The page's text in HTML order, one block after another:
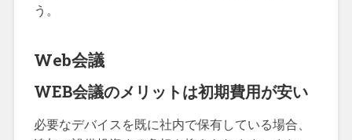
う。
Web会議
WEB会議のメリットは初期費用が安い
必要なデバイスを既に社内で保有している場合、